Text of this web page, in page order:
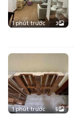
1 phút trước 3
1 phút trước 5